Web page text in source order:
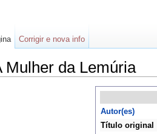
Mulher da Lemúria
Autor(es)
Título original
Corrigir e nova info